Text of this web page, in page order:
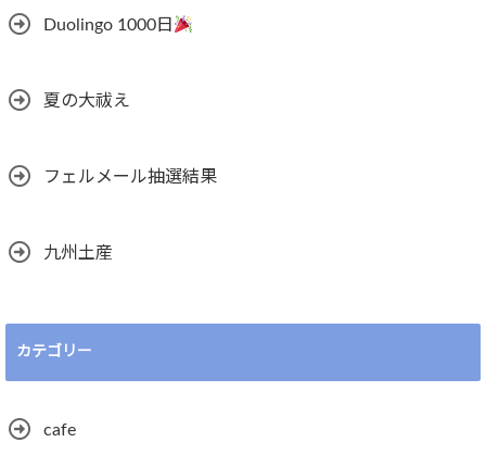
Duolingo 1000日
夏の大祓え
フェルメール抽選結果
九州土産
カテゴリー
cafe